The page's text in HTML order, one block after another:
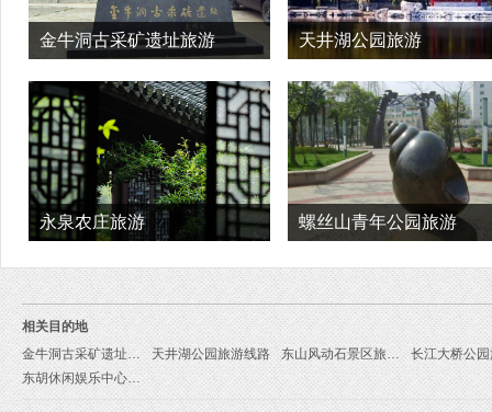
金牛洞古采矿遗址旅游 天井湖公园旅游
永泉农庄旅游 螺丝山青年公园旅游
相关目的地
金牛洞古采矿遗址旅游线路
天井湖公园旅游线路
东山风动石景区旅游线路
东胡休闲娱乐中心旅游线路